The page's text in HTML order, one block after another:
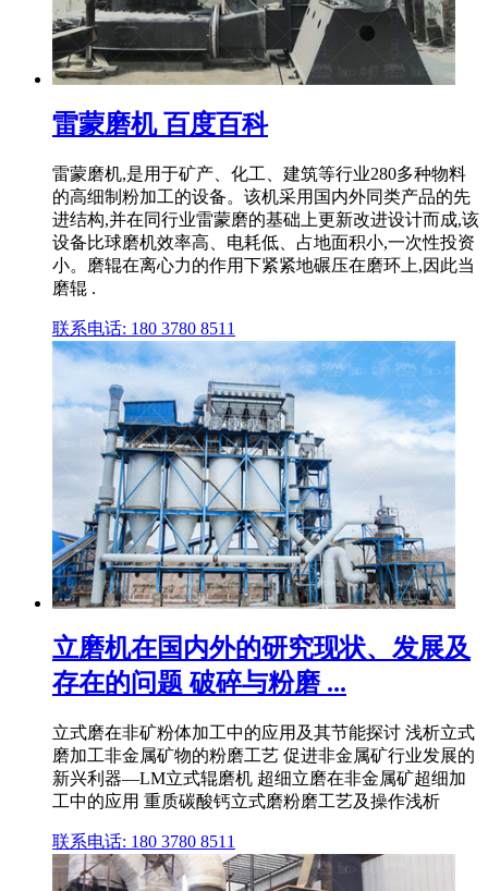
雷蒙磨机 百度百科
雷蒙磨机,是用于矿产、化工、建筑等行业280多种物料
的高细制粉加工的设备。该机采用国内外同类产品的先
进结构,并在同行业雷蒙磨的基础上更新改进设计而成,该
设备比球磨机效率高、电耗低、占地面积小,一次性投资
小。磨辊在离心力的作用下紧紧地碾压在磨环上,因此当
磨辊 .
联系电话: 180 3780 8511
立磨机在国内外的研究现状、发展及
存在的问题 破碎与粉磨 ...
立式磨在非矿粉体加工中的应用及其节能探讨 浅析立式
磨加工非金属矿物的粉磨工艺 促进非金属矿行业发展的
新兴利器—LM立式辊磨机 超细立磨在非金属矿超细加
工中的应用 重质碳酸钙立式磨粉磨工艺及操作浅析
联系电话: 180 3780 8511